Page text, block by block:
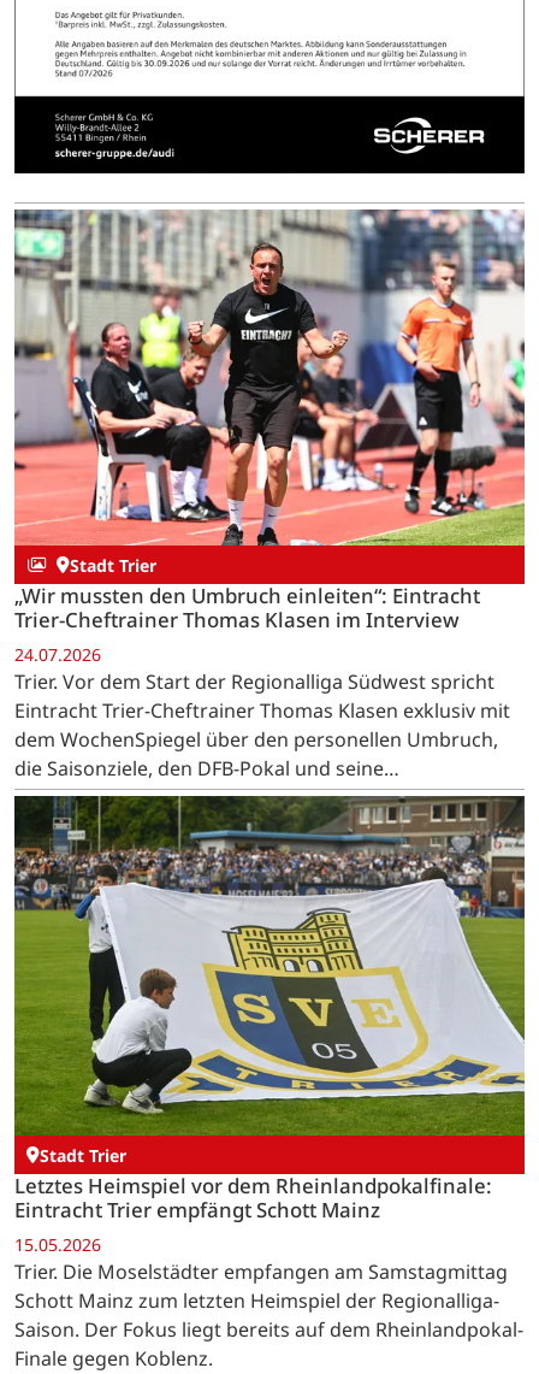
Stadt Trier
„Wir mussten den Umbruch einleiten“: Eintracht
Trier-Cheftrainer Thomas Klasen im Interview
24.07.2026
Trier. Vor dem Start der Regionalliga Südwest spricht
Eintracht Trier-Cheftrainer Thomas Klasen exklusiv mit
dem WochenSpiegel über den personellen Umbruch,
die Saisonziele, den DFB-Pokal und seine
Verbundenheit mit Trier.
Stadt Trier
Letztes Heimspiel vor dem Rheinlandpokalfinale:
Eintracht Trier empfängt Schott Mainz
15.05.2026
Trier. Die Moselstädter empfangen am Samstagmittag
Schott Mainz zum letzten Heimspiel der Regionalliga-
Saison. Der Fokus liegt bereits auf dem Rheinlandpokal-
Finale gegen Koblenz.